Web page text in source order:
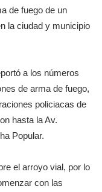
de fuego de un
la ciudad y municipio
a los números
de arma de fuego,
policiacas de
hasta la Av.
Popular.
el arroyo vial, por lo
con las